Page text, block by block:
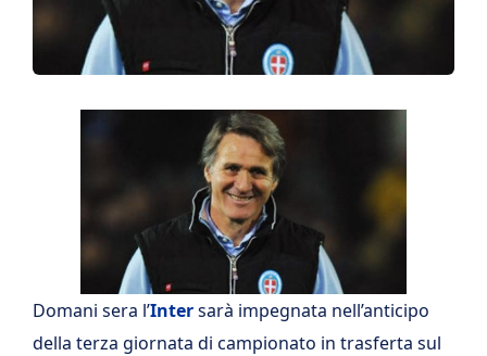
Domani sera l’Intersarà impegnata nell’anticipo
della terza giornata di campionato in trasferta sul